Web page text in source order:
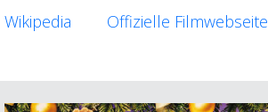
Wikipedia Offizielle Filmwebseite